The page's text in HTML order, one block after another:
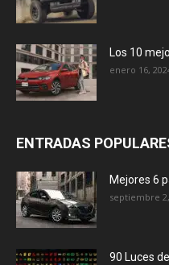
Los 10
enero 16,
ENTRADAS
Mejores 6
septiembre
90 Luces